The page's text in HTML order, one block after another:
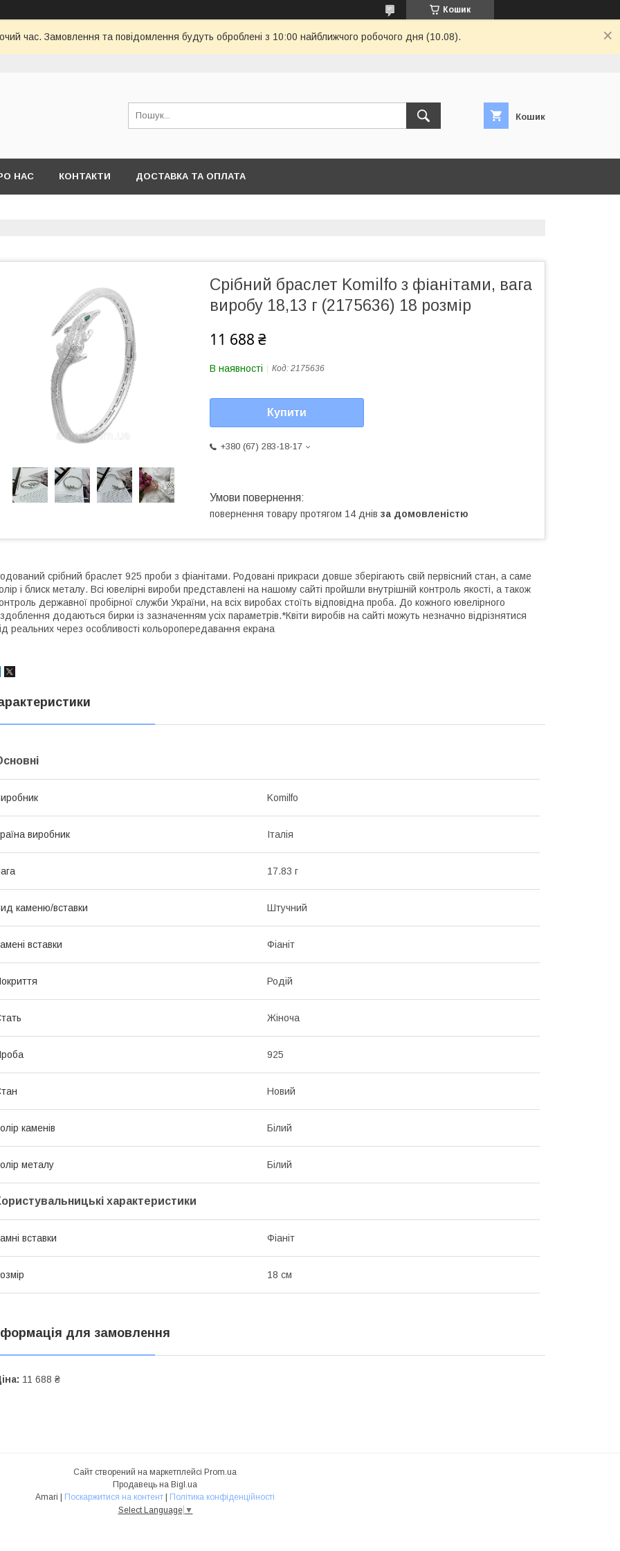
Кошик
час. Замовлення та повідомлення будуть оброблені з 10:00 найближчого робочого дня (10.08).
Кошик
НАС КОНТАКТИ ДОСТАВКА ТА ОПЛАТА
Срібний браслет Komilfo з фіанітами, вага
виробу 18,13 г (2175636) 18 розмір
11 688 ₴
В наявності Код: 2175636
Купити
+380 (67) 283-18-17
повернення товару протягом 14 днів за домовленістю
срібний браслет 925 проби з фіанітами. Родовані прикраси довше зберігають свій первісний стан, а саме
і блиск металу. Всі ювелірні вироби представлені на нашому сайті пройшли внутрішній контроль якості, а також
державної пробірної служби України, на всіх виробах стоїть відповідна проба. До кожного ювелірного
додаються бирки із зазначенням усіх параметрів.*Квіти виробів на сайті можуть незначно відрізнятися
реальних через особливості кольоропередавання екрана
Komilfo
виробник Італія
17.83 г
каменю/вставки Штучний
вставки Фіаніт
Родій
Жіноча
925
Новий
каменів Білий
металу Білий
характеристики
вставки Фіаніт
18 см
для замовлення
11 688 ₴
Сайт створений на маркетплейсі Prom.ua
Продавець на Bigl.ua
Amari | Поскаржитися на контент | Політика конфіденційності
Select Language ▼